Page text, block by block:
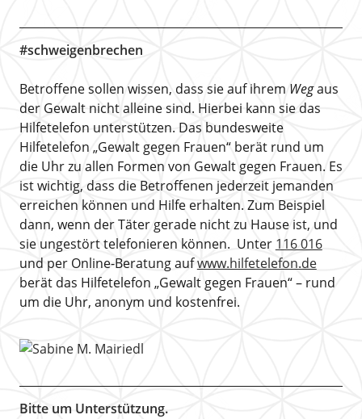
#schweigenbrechen
Betroffene sollen wissen, dass sie auf ihrem Wegaus
der Gewalt nicht alleine sind. Hierbei kann sie das
Hilfetelefon unterstützen. Das bundesweite
Hilfetelefon „Gewalt gegen Frauen“ berät rund um
die Uhr zu allen Formen von Gewalt gegen Frauen. Es
ist wichtig, dass die Betroffenen jederzeit jemanden
erreichen können und Hilfe erhalten. Zum Beispiel
dann, wenn der Täter gerade nicht zu Hause ist, und
sie ungestört telefonieren können. Unter 116 016
und per Online-Beratung aufwww.hilfetelefon.de
berät das Hilfetelefon „Gewalt gegen Frauen“ – rund
um die Uhr, anonym und kostenfrei.
Bitte um Unterstützung.